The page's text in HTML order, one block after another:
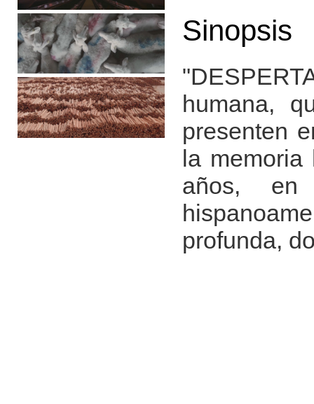
Sinopsis
humana,
presenten
la memoria
años, en
profunda,